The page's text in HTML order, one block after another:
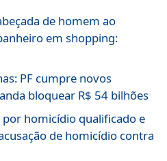
de homem ao
em shopping:
PF cumpre novos
bloquear R$ 54 bilhões
homicídio qualificado e
de homicídio contra